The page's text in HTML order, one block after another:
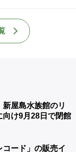
屋島水族館のリ
向け9月28日で閉館
コード」の販売イ